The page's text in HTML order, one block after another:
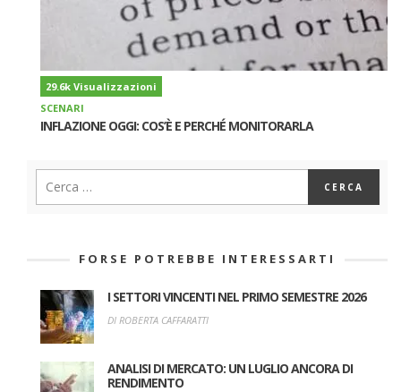
29.6k Visualizzazioni
SCENARI
INFLAZIONE OGGI: COS’È E PERCHÉ MONITORARLA
FORSE POTREBBE INTERESSARTI
I SETTORI VINCENTI NEL PRIMO SEMESTRE 2026
DI ROBERTA CAFFARATTI
ANALISI DI MERCATO: UN LUGLIO ANCORA DI
RENDIMENTO